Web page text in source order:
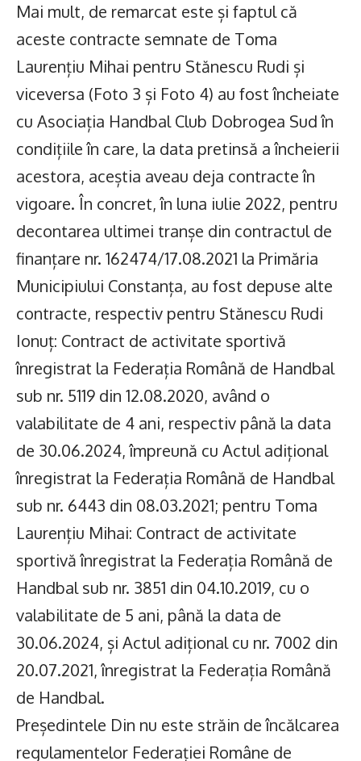
Mai mult, de remarcat este și faptul că
aceste contracte semnate de Toma
Laurențiu Mihai pentru Stănescu Rudi și
viceversa (Foto 3 și Foto 4) au fost încheiate
cu Asociația Handbal Club Dobrogea Sud în
condițiile în care, la data pretinsă a încheierii
acestora, aceștia aveau deja contracte în
vigoare. În concret, în luna iulie 2022, pentru
decontarea ultimei tranșe din contractul de
finanțare nr. 162474/17.08.2021 la Primăria
Municipiului Constanța, au fost depuse alte
contracte, respectiv pentru Stănescu Rudi
Ionuț: Contract de activitate sportivă
înregistrat la Federația Română de Handbal
sub nr. 5119 din 12.08.2020, având o
valabilitate de 4 ani, respectiv până la data
de 30.06.2024, împreună cu Actul adițional
înregistrat la Federația Română de Handbal
sub nr. 6443 din 08.03.2021; pentru Toma
Laurențiu Mihai: Contract de activitate
sportivă înregistrat la Federația Română de
Handbal sub nr. 3851 din 04.10.2019, cu o
valabilitate de 5 ani, până la data de
30.06.2024, și Actul adițional cu nr. 7002 din
20.07.2021, înregistrat la Federația Română
de Handbal.
Președintele Din nu este străin de încălcarea
regulamentelor Federației Române de